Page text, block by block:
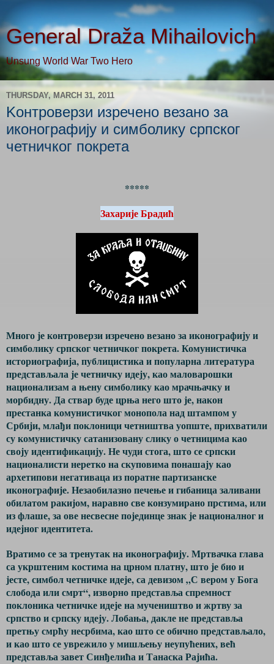
General Draža Mihailovich
Unsung World War Two Hero
THURSDAY, MARCH 31, 2011
Kонтроверзи изречено везано за
иконографију и симболику српског
четничког покрета
*****
Захарије Брадић
Много је контроверзи изречено везано за иконографију и
симболику српског четничког покрета. Комунистичка
историографија, публицистика и популарна литература
представљала је четничку идеју, као маловарошки
национализам а њену симболику као мрачњачку и
морбидну. Да ствар буде црња него што је, након
престанка комунистичког монопола над штампом у
Србији, млађи поклоници четништва уопште, прихватили
су комунистичку сатанизовану слику о четницима као
своју идентификацију. Не чуди стога, што се српски
националисти неретко на скуповима понашају као
архетипови негативаца из поратне партизанске
иконографије. Незаобилазно печење и гибаница заливани
обилатом ракијом, наравно све конзумирано прстима, или
из флаше, за ове несвесне појединце знак је националног и
идејног идентитета.
Вратимо се за тренутак на иконографију. Мртвачка глава
са укрштеним костима на црном платну, што је био и
јесте, симбол четничке идеје, са девизом„С вером у Бога
слобода или смрт“, изворно представља спремност
поклоника четничке идеје на мучеништво и жртву за
српство и српску идеју. Лобања, дакле не представља
претњу смрћу несрбима, као што се обично представљало,
и као што се уврежило у мишљењу неупућених, већ
представља завет Синђелића и Танаска Рајића.